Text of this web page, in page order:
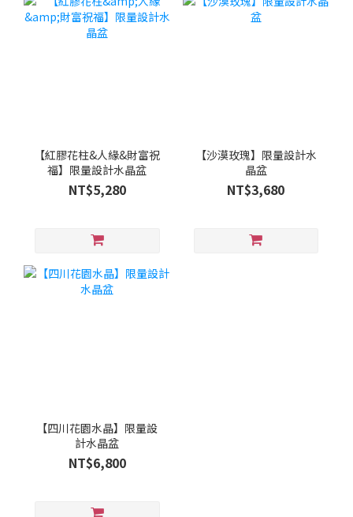
【紅膠花柱&人緣&財富祝
福】限量設計水晶盆
NT$5,280
【沙漠玫瑰】限量設計水
晶盆
NT$3,680
【四川花園水晶】限量設
計水晶盆
NT$6,800